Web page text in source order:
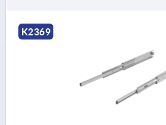
K2369